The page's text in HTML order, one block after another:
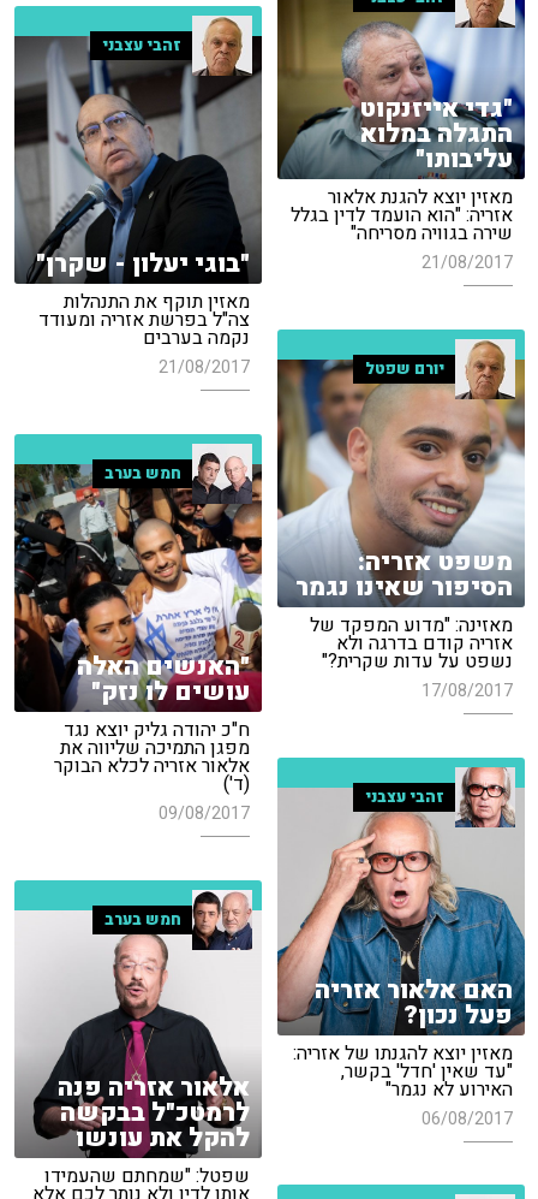
"גדי אייזנקוט
התגלה במלוא
עליבותו"
מאזין יוצא להגנת אלאור
אזריה: "הוא הועמד לדין בגלל
שירה בגוויה מסריחה"
21/08/2017
זהבי עצבני
"בוגי יעלון - שקרן"
מאזין תוקף את התנהלות
צה"ל בפרשת אזריה ומעודד
נקמה בערבים
21/08/2017 יורם שפטל
משפט אזריה:
הסיפור שאינו נגמר
מאזינה: "מדוע המפקד של
אזריה קודם בדרגה ולא
נשפט על עדות שקרית?"
17/08/2017
חמש בערב
"האנשים האלה
עושים לו נזק"
ח"כ יהודה גליק יוצא נגד
מפגן התמיכה שליווה את
אלאור אזריה לכלא הבוקר
(ד')
09/08/2017
זהבי עצבני
האם אלאור אזריה
פעל נכון?
מאזין יוצא להגנתו של אזריה:
"עד שאין 'חדל' בקשר,
האירוע לא נגמר"
06/08/2017
חמש בערב
אלאור אזריה פנה
לרמטכ"ל בבקשה
להקל את עונשו
שפטל: "שמחתם שהעמידו